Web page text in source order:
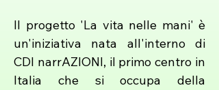
Il progetto 'La vita nelle mani' è
un'iniziativa nata all'interno di
CDI narrAZIONI, il primo centro in
Italia che si occupa della